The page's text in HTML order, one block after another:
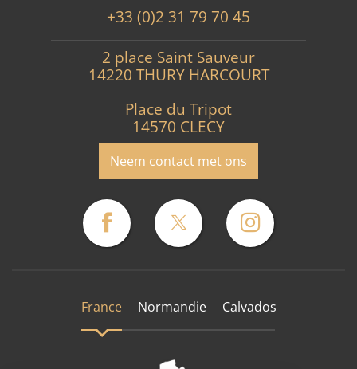
+33 (0)2 31 79 70 45
2 place Saint Sauveur
14220 THURY HARCOURT
Place du Tripot
14570 CLECY
Neem contact met ons
France Normandie Calvados